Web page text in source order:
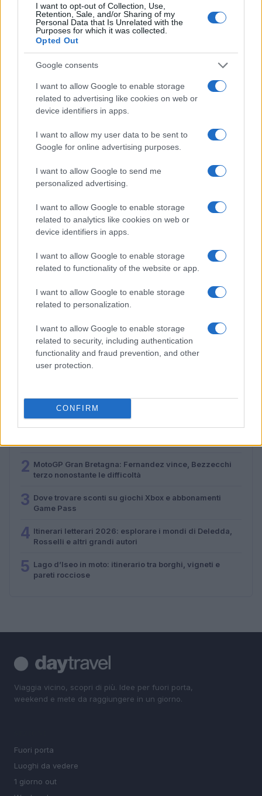
I want to opt-out of Collection, Use,
Retention, Sale, and/or Sharing of my
Personal Data that Is Unrelated with the
Purposes for which it was collected.
Opted Out
Google consents
I want to allow Google to enable storage
related to advertising like cookies on web or
device identifiers in apps.
I want to allow my user data to be sent to
Google for online advertising purposes.
I want to allow Google to send me
personalized advertising.
I want to allow Google to enable storage
related to analytics like cookies on web or
device identifiers in apps.
I want to allow Google to enable storage
related to functionality of the website or app.
I want to allow Google to enable storage
related to personalization.
I want to allow Google to enable storage
related to security, including authentication
functionality and fraud prevention, and other
user protection.
CONFIRM
MotoGP Gran Bretagna: Fernandez vince, Bezzecchi
Alessandro Tassinari · 10 Ago 2026
1 GIORNO OUT
Dove trovare sconti su giochi Xbox e abbonamenti
Game Pass
Alessandro Tassinari · 9 Ago 2026
PIÙ LETTI
1
Gita in bici di un giorno: piano sicuro, semplice e
2 MotoGP Gran Bretagna: Fernandez vince, Bezzecchi
terzo nonostante le difficoltà
3 Dove trovare sconti su giochi Xbox e abbonamenti
Game Pass
4 Itinerari letterari 2026: esplorare i mondi di Deledda,
Rosselli e altri grandi autori
5 Lago d’Iseo in moto: itinerario tra borghi, vigneti e
pareti rocciose
Viaggia vicino, scopri di più. Idee per fuori porta,
weekend e mete da raggiungere in un giorno.
Fuori porta
Luoghi da vedere
1 giorno out